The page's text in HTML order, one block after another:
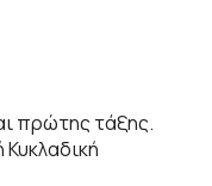
πρώτης τάξης.